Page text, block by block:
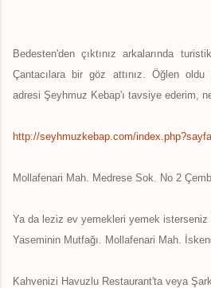
Bedesten'den çıktınız arkalarında
Çantacılara bir göz attınız. Öğlen oldu
adresi Şeyhmuz Kebap'ı tavsiye ederim,
http://seyhmuzkebap.com/
Mollafenari Mah. Medrese Sok. No 2
Ya da leziz ev yemekleri yemek isterseniz
Yaseminin Mutfağı. Mollafenari Mah.
Kahvenizi Havuzlu Restaurant'ta veya